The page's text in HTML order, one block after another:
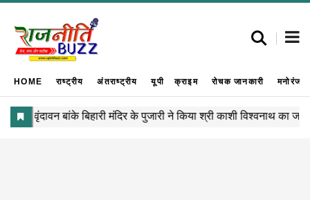
HOME राष्ट्रीय अंतराष्ट्रीय यूपी क्राइम रोचक जानकारी मनोरंजन